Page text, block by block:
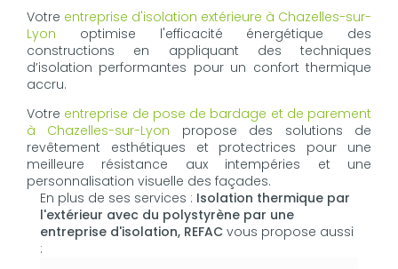
Votre entreprise d'isolation extérieure à Chazelles-sur-
Lyon optimise l'efficacité énergétique des
constructions en appliquant des techniques
d’isolation performantes pour un confort thermique
accru.
Votre entreprise de pose de bardage et de parement
à Chazelles-sur-Lyon propose des solutions de
revêtement esthétiques et protectrices pour une
meilleure résistance aux intempéries et une
personnalisation visuelle des façades.
En plus de ses services : Isolation thermique par
l'extérieur avec du polystyrène par une
entreprise d'isolation, REFAC vous propose aussi
: